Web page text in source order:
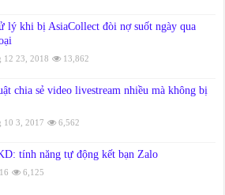
lý khi bị AsiaCollect đòi nợ suốt ngày qua
12 23, 2018 13,862
chia sẻ video livestream nhiều mà không bị
10 3, 2017 6,562
tính năng tự động kết bạn Zalo
6,125